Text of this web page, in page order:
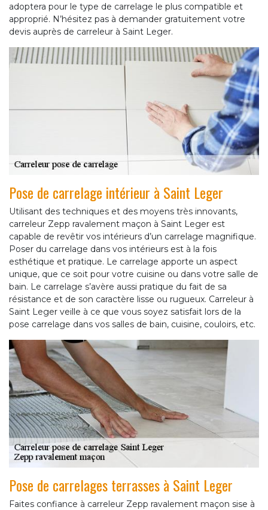
adoptera pour le type de carrelage le plus compatible et
approprié. N’hésitez pas à demander gratuitement votre
devis auprès de carreleur à Saint Leger.
Pose de carrelage intérieur à Saint Leger
Utilisant des techniques et des moyens très innovants,
carreleur Zepp ravalement maçon à Saint Leger est
capable de revêtir vos intérieurs d’un carrelage magnifique.
Poser du carrelage dans vos intérieurs est à la fois
esthétique et pratique. Le carrelage apporte un aspect
unique, que ce soit pour votre cuisine ou dans votre salle de
bain. Le carrelage s’avère aussi pratique du fait de sa
résistance et de son caractère lisse ou rugueux. Carreleur à
Saint Leger veille à ce que vous soyez satisfait lors de la
pose carrelage dans vos salles de bain, cuisine, couloirs, etc.
Pose de carrelages terrasses à Saint Leger
Faites confiance à carreleur Zepp ravalement maçon sise à